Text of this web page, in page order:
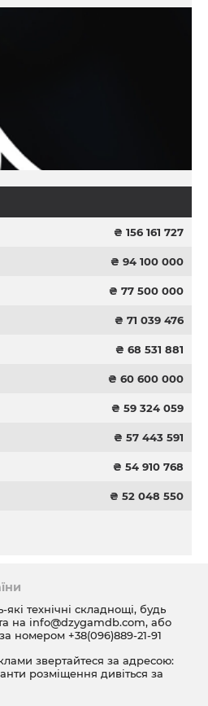
₴ 156 161 727
₴ 94 100 000
₴ 77 500 000
₴ 71 039 476
₴ 68 531 881
₴ 60 600 000
₴ 59 324 059
₴ 57 443 591
₴ 54 910 768
₴ 52 048 550
технічні складнощі, будь
на info@dzygamdb.com, або
номером +38(096)889-21-91
звертайтеся за адресою:
розміщення дивіться за